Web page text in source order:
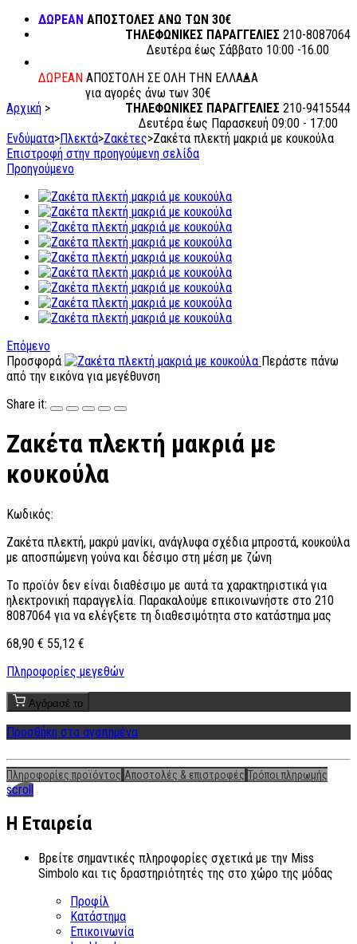
ΔΩΡΕΑΝ ΑΠΟΣΤΟΛΕΣ ΑΝΩ ΤΩΝ 30€
ΤΗΛΕΦΩΝΙΚΕΣ ΠΑΡΑΓΓΕΛΙΕΣ 210-8087064
Δευτέρα έως Σάββατο 10:00 -16.00
ΔΩΡΕΑΝ ΑΠΟΣΤΟΛΗ ΣΕ ΟΛΗ ΤΗΝ ΕΛΛΑΔΑ
για αγορές άνω των 30€
ΤΗΛΕΦΩΝΙΚΕΣ ΠΑΡΑΓΓΕΛΙΕΣ 210-9415544
Δευτέρα έως Παρασκευή 09:00 - 17:00
Αρχική >
Ενδύματα>Πλεκτά>Ζακέτες>Ζακέτα πλεκτή μακριά με κουκούλα
Επιστροφή στην προηγούμενη σελίδα
Προηγούμενο
Επόμενο
Προσφορά
Περάστε πάνω
από την εικόνα για μεγέθυνση
Share it:
Ζακέτα πλεκτή μακριά με
κουκούλα
Κωδικός:
Ζακέτα πλεκτή, μακρύ μανίκι, ανάγλυφα σχέδια μπροστά, κουκούλα
με αποσπώμενη γούνα και δέσιμο στη μέση με ζώνη
Το προϊόν δεν είναι διαθέσιμο με αυτά τα χαρακτηριστικά για
ηλεκτρονική παραγγελία. Παρακαλούμε επικοινωνήστε στο 210
8087064 για να ελέγξετε τη διαθεσιμότητα στο κατάστημα μας
68,90 € 55,12 €
Πληροφορίες μεγεθών
Αγόρασέ το
Προσθήκη στα αγαπημένα
Πληροφορίες προϊόντος Αποστολές & επιστροφές Τρόποι πληρωμής
scroll
Η Εταιρεία
Βρείτε σημαντικές πληροφορίες σχετικά με την Miss
Simbolo και τις δραστηριότητές της στο χώρο της μόδας
Προφίλ
Κατάστημα
Επικοινωνία